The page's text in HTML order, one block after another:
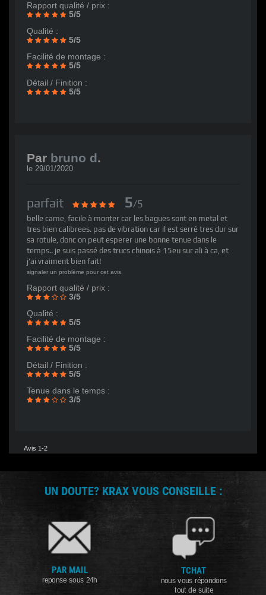
Rapport qualité / prix :
5/5
Qualité :
5/5
Facilité de montage :
5/5
Détail / Finition :
5/5
Par bruno d.
le 29/01/2020
parfait 5/5
belle came, facile à monter car les bagues sont en metal et
tres bien calibrees. pas de vibration car il est serré tres dur sur
sa rotule, donc on peut esperer une bonne tenue dans le
temps.. je suis passé des trucs chinois à 15eu sur ali à ca, et
j'ai vraiment bien fait!
signaler un problème pour cet avis.
Rapport qualité / prix :
3/5
Qualité :
5/5
Facilité de montage :
5/5
Détail / Finition :
5/5
Tenue dans le temps :
3/5
Avis 1-2
UN DOUTE? KRAX VOUS CONSEILLE :
PAR MAIL
reponse sous 24h
TCHAT
nous vous répondons
tout de suite